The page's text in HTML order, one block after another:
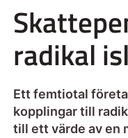
radikal
Ett femtiotal
kopplingar till
till ett värde av en